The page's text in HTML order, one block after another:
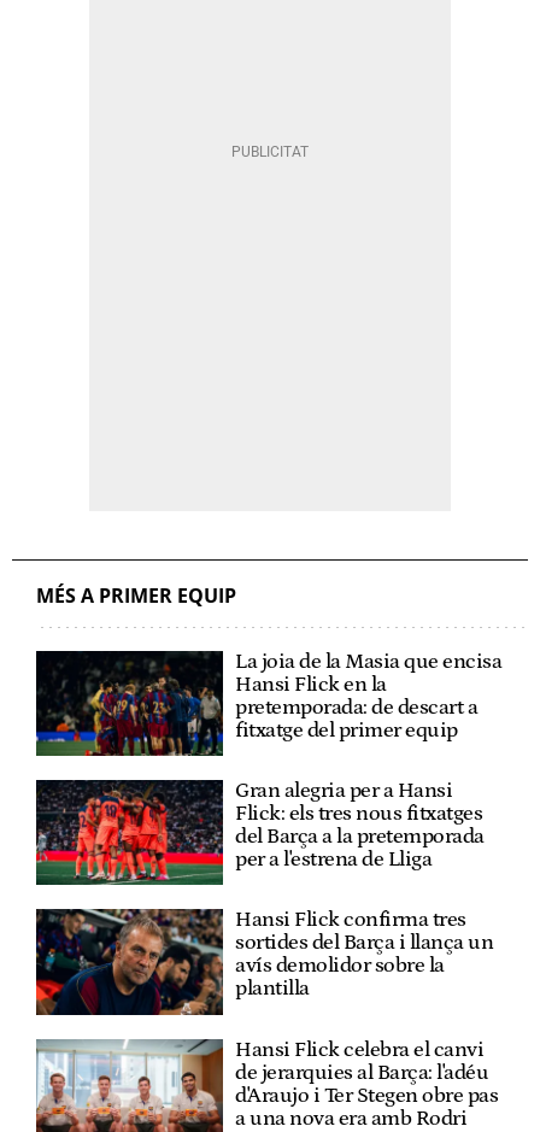
MÉS A PRIMER EQUIP
La joia de la Masia que encisa
Hansi Flick en la
pretemporada: de descart a
fitxatge del primer equip
Gran alegria per a Hansi
Flick: els tres nous fitxatges
del Barça a la pretemporada
per a l'estrena de Lliga
Hansi Flick confirma tres
sortides del Barça i llança un
avís demolidor sobre la
plantilla
Hansi Flick celebra el canvi
de jerarquies al Barça: l'adéu
d'Araujo i Ter Stegen obre pas
a una nova era amb Rodri